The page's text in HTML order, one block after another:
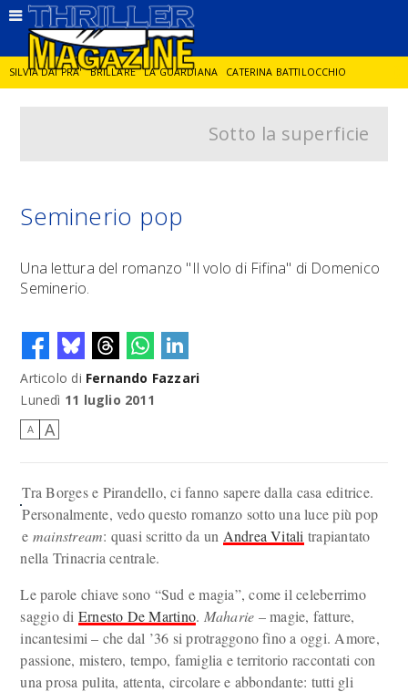
SILVIA DAI PRA' BRILLARE LA GUARDIANA CATERINA BATTILOCCHIO
DELITTO IN CORNICE GIANCARLO DE CATALDO
Sotto la superficie
Seminerio pop
Una lettura del romanzo "Il volo di Fifina" di Domenico
Seminerio.
Articolo di Fernando Fazzari
Lunedì 11 luglio 2011
A A
Tra Borges e Pirandello, ci fanno sapere dalla casa editrice.
Personalmente, vedo questo romanzo sotto una luce più pop
e mainstream: quasi scritto da un Andrea Vitali trapiantato
nella Trinacria centrale.
Le parole chiave sono “Sud e magia”, come il celeberrimo
saggio di Ernesto De Martino. Maharie – magie, fatture,
incantesimi – che dal ’36 si protraggono fino a oggi. Amore,
passione, mistero, tempo, famiglia e territorio raccontati con
una prosa pulita, attenta, circolare e abbondante: tutti gli